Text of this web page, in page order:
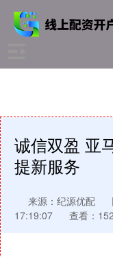
诚信双盈 亚
提新服务
来源：纪源优配
17:19:07
查看：152